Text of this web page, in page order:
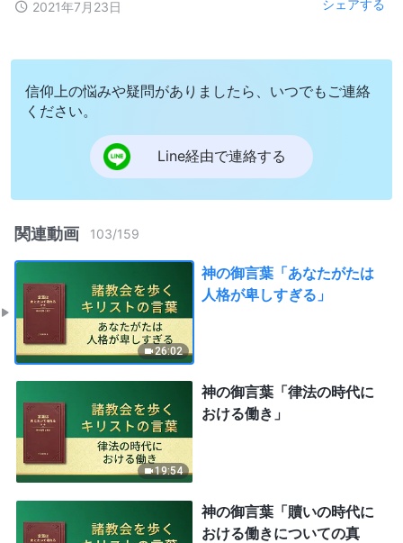
2021年7月23日 シェアする
信仰上の悩みや疑問がありましたら、いつでもご連絡
ください。
Line経由で連絡する
関連動画 103/159
26:02
神の御言葉「あなたがたは
人格が卑しすぎる」
19:54
神の御言葉「律法の時代に
おける働き」
神の御言葉「贖いの時代に
おける働きについての真